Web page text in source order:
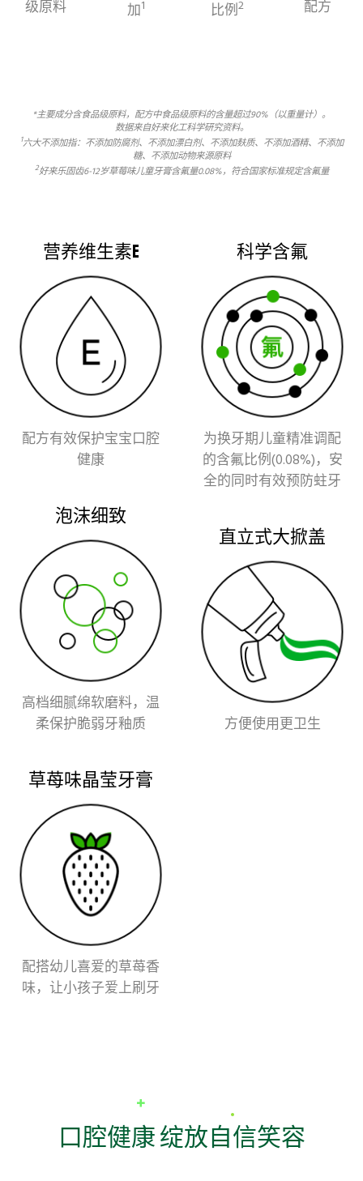
级原料 加1 比例2 配方
*主要成分含食品级原料，配方中食品级原料的含量超过90%（以重量计）。
数据来自好来化工科学研究资料。
1六大不添加指：不添加防腐剂、不添加漂白剂、不添加麸质、不添加酒精、不添加
糖、不添加动物来源原料
2好来乐固齿6-12岁草莓味儿童牙膏含氟量0.08%，符合国家标准规定含氟量
营养维生素E
配方有效保护宝宝口腔
健康
泡沫细致
高档细腻绵软磨料，温
柔保护脆弱牙釉质
草苺味晶莹牙膏
配搭幼儿喜爱的草苺香
味，让小孩子爱上刷牙
科学含氟
为换牙期儿童精准调配
的含氟比例(0.08%)，安
全的同时有效预防蛀牙
直立式大掀盖
方便使用更卫生
口腔健康 绽放自信笑容